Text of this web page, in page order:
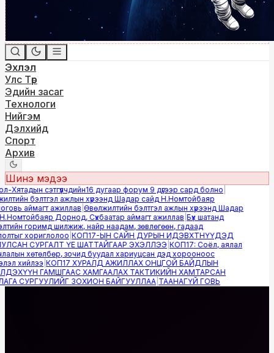
Эхлэл
Улс Төр
Эдийн засаг
Технологи
Нийгэм
Дэлхийд
Спорт
Архив
Шинэ мэдээ
сэтгүүлчдийн16 дугаар форум 9 дүгээр сард болно|
бэлтгэл ажлын хүрээнд Шадар сайд Н.Номтойбаяр
аймагт ажиллав|Өвөлжилтийн бэлтгэл ажлын хүрээнд Шадар
Дорнод, Сүхбаатар аймагт ажиллав|Бүх шатанд
горимд шилжиж, найр наадам, зөвлөгөөн, гадаад
хориглолоо|КОП17-ЫН САЙН ДУРЫН ИДЭВХТНҮҮДЭД
СУРГАЛТ ҮЕ ШАТТАЙГААР ЭХЭЛЛЭЭ|КОП17: Соёл, аялал
хөтөлбөр, зочид буудал хариуцсан дэд хорооноос
хийлээ|КОП17 ХУРАЛД АЖИЛЛАХ ОНЦГОЙ БАЙДЛЫН
ГАМШГААС ХАМГААЛАХ ТАКТИКИЙН ХАМТАРСАН
СУРГУУЛИЙГ ЗОХИОН БАЙГУУЛЛАА|ТААНАГҮЙ ГОВЬ